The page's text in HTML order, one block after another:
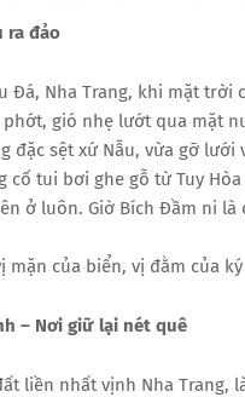
ra đảo
Đá, Nha Trang, khi mặt trời
gió nhẹ lướt qua mặt
đặc sệt xứ Nẫu, vừa gỡ lưới
cố tui bơi ghe gỗ từ Tuy
ở luôn. Giờ Bích Đầm ni là
mặn của biển, vị đằm của
– Nơi giữ lại nét quê
liền nhất vịnh Nha Trang,